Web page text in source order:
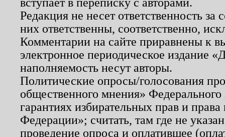
Редакция не несет ответственность
них ответственны, соответственно,
Комментарии на сайте приравнены к
электронное периодическое издание
наполняемость несут авторы.
Политические опросы/голосования
общественного мнения»
гарантиях избирательных прав и
Федерации»; считать, там где не
проведение опроса и оплатившее